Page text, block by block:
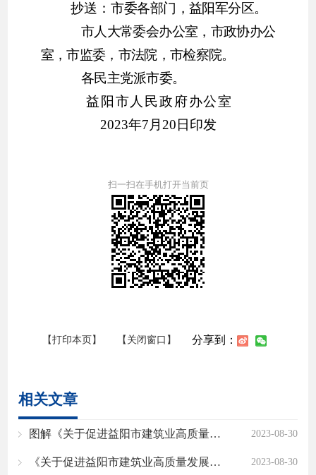
抄送：市委各部门， 益阳军分区。
市人大常委会办公室，市政协办公
室，市监委， 市法院，市检察院。
各民主党派市委。
益阳市人民政府办公室
2023年7 月 20 日印发
扫一扫在手机打开当前页
【打印本页】 【关闭窗口】 分享到：
相关文章
图解《关于促进益阳市建筑业高质量发展的若干政策措施》 2023-08-30
《关于促进益阳市建筑业高质量发展的若干政策措施》的政策解读 2023-08-30